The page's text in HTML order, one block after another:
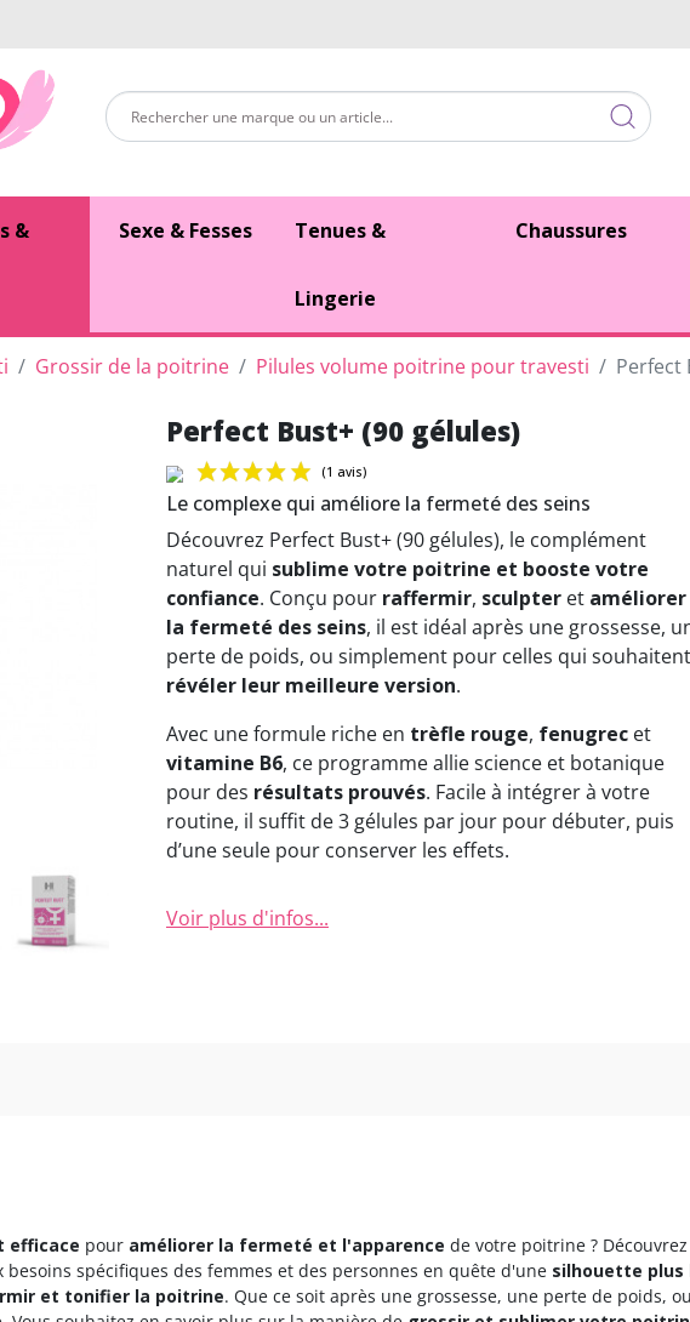
& Sexe & Fesses Tenues &
Lingerie
Chaussures
Grossir de la poitrine Pilules volume poitrine pour travesti Perfect
Perfect Bust+ (90 gélules)
(1 avis)
Le complexe qui améliore la fermeté des seins
Découvrez Perfect Bust+ (90 gélules), le complément
naturel qui sublime votre poitrine et booste votre
confiance. Conçu pour raffermir, sculpteret améliorer
la fermeté des seins, il est idéal après une grossesse,
perte de poids, ou simplement pour celles qui souhaitent
révéler leur meilleure version.
Avec une formule riche en trèfle rouge, fenugrecet
vitamine B6, ce programme allie science et botanique
pour des résultats prouvés. Facile à intégrer à votre
routine, il suffit de 3 gélules par jour pour débuter, puis
d’une seule pour conserver les effets.
Voir plus d'infos...
efficace pour améliorer la fermeté et l'apparence de votre poitrine ? Découvrez
spécifiques des femmes et des personnes en quête d'une silhouette plus
et tonifier la poitrine. Que ce soit après une grossesse, une perte de poids,